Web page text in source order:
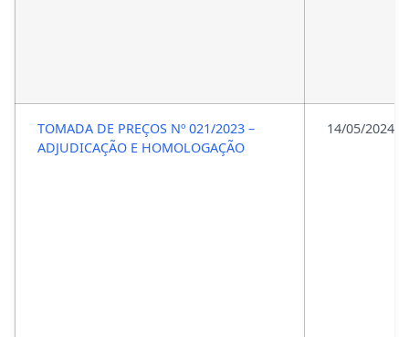
TOMADA DE PREÇOS Nº 021/2023 –
ADJUDICAÇÃO E HOMOLOGAÇÃO
14/05/2024